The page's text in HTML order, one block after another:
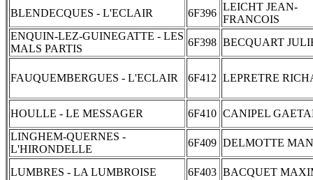
BLENDECQUES - L'ECLAIR 6F396
LEICHT JEAN-
FRANCOIS
ENQUIN-LEZ-GUINEGATTE - LES
MALS PARTIS
6F398 BECQUART
FAUQUEMBERGUES - L'ECLAIR 6F412 LEPRETRE
HOULLE - LE MESSAGER 6F410 CANIPEL
LINGHEM-QUERNES -
L'HIRONDELLE
6F409 DELMOTTE
LUMBRES - LA LUMBROISE 6F403 BACQUET